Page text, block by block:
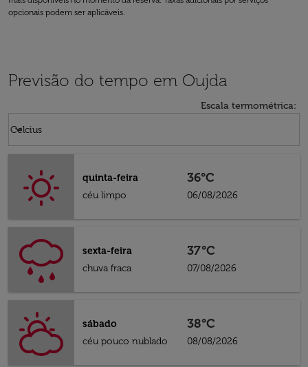
opcionais podem ser aplicáveis.
Previsão do tempo em Oujda
Escala termométrica:
Celcius
keyboard_arrow_down
quinta-feira
céu limpo
36°C
06/08/2026
sexta-feira
chuva fraca
37°C
07/08/2026
sábado
céu pouco nublado
38°C
08/08/2026